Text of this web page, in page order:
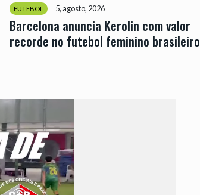
FUTEBOL 5, agosto, 2026
Barcelona anuncia Kerolin com valor
recorde no futebol feminino brasileiro